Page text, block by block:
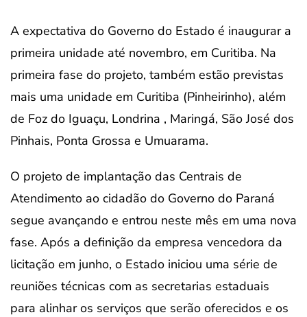
A expectativa do Governo do Estado é inaugurar a
primeira unidade até novembro, em Curitiba. Na
primeira fase do projeto, também estão previstas
mais uma unidade em Curitiba (Pinheirinho), além
de Foz do Iguaçu, Londrina , Maringá, São José dos
Pinhais, Ponta Grossa e Umuarama.
O projeto de implantação das Centrais de
Atendimento ao cidadão do Governo do Paraná
segue avançando e entrou neste mês em uma nova
fase. Após a definição da empresa vencedora da
licitação em junho, o Estado iniciou uma série de
reuniões técnicas com as secretarias estaduais
para alinhar os serviços que serão oferecidos e os